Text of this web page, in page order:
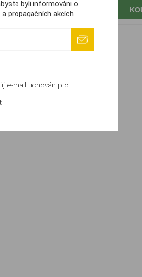
KOUPIT
byli informováni o
propagačních akcích
e-mail uchován pro